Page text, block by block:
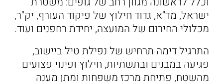
ישראל, מד"א, גדוד חילוץ של פיקוד העורף, יק"ר,
מכלולי החירום של המועצה, יחידת רחפנים ועוד.
התרגיל דימה תרחיש של נפילת טיל ביישוב,
פגיעה במבנים ובתשתיות, חילוץ ופינוי פצועים
מהשטח, פתיחת מרכז משפחות ומתן מענה